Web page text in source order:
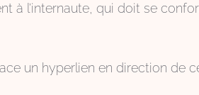
à l’internaute, qui doit se
un hyperlien en direction de